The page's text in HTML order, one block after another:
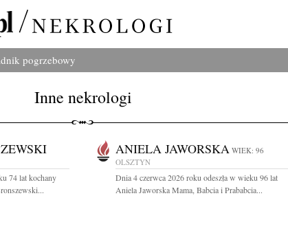
pogrzebowy
Inne nekrologi
74 lat kochany
ANIELA JAWORSKA WIEK: 96
OLSZTYN
Dnia 4 czerwca 2026 roku odeszła w wieku 96 lat
Aniela Jaworska Mama, Babcia i Prababcia...